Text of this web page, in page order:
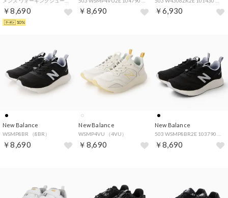
￥8,690
10%
￥8,690 ￥6,930
New Balance
WSMP8BR （8BR）
￥8,690
New Balance
WSMP4VU （4VU）
￥8,690
New Balance
￥8,690